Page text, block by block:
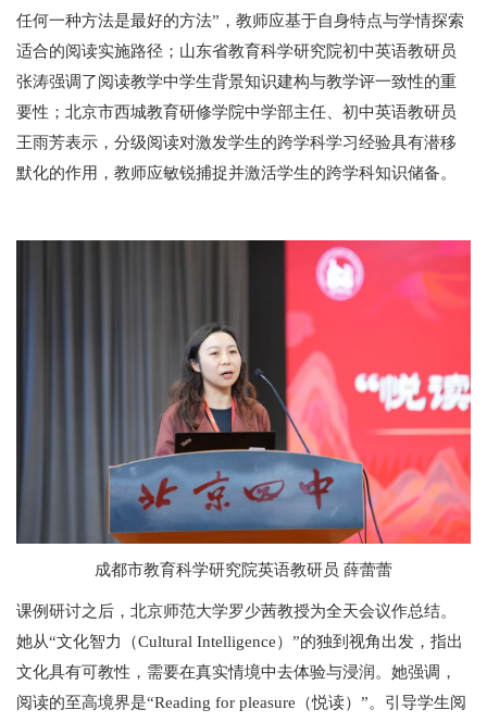
任何一种方法是最好的方法”，教师应基于自身特点与学情探索
适合的阅读实施路径；山东省教育科学研究院初中英语教研员
张涛强调了阅读教学中学生背景知识建构与教学评一致性的重
要性；北京市西城教育研修学院中学部主任、初中英语教研员
王雨芳表示，分级阅读对激发学生的跨学科学习经验具有潜移
默化的作用，教师应敏锐捕捉并激活学生的跨学科知识储备。
成都市教育科学研究院英语教研员 薛蕾蕾
课例研讨之后，北京师范大学罗少茜教授为全天会议作总结。
她从“文化智力（Cultural Intelligence）”的独到视角出发，指出
文化具有可教性，需要在真实情境中去体验与浸润。她强调，
阅读的至高境界是“Reading for pleasure（悦读）”。引导学生阅